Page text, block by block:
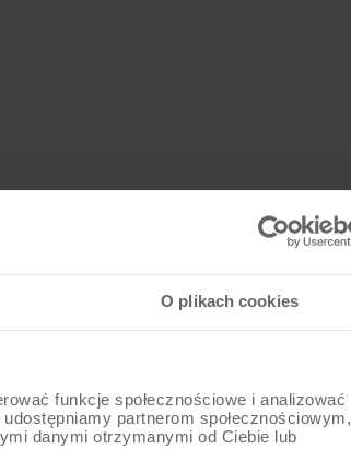
O plikach cookies
funkcje społecznościowe i analizować
partnerom społecznościowym,
danymi otrzymanymi od Ciebie lub